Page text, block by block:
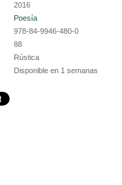
2016
Poesía
978-84-9946-480-0
88
Rústica
Disponible en 1 semanas